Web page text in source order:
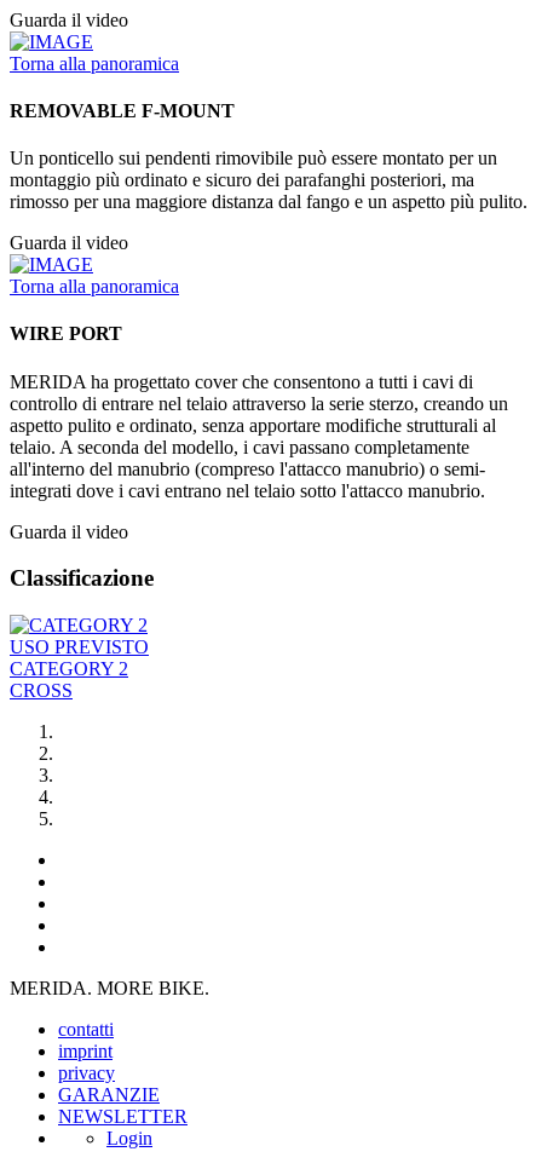
Guarda il video
Torna alla panoramica
REMOVABLE F-MOUNT
Un ponticello sui pendenti rimovibile può essere montato per un
montaggio più ordinato e sicuro dei parafanghi posteriori, ma
rimosso per una maggiore distanza dal fango e un aspetto più pulito.
Guarda il video
Torna alla panoramica
WIRE PORT
MERIDA ha progettato cover che consentono a tutti i cavi di
controllo di entrare nel telaio attraverso la serie sterzo, creando un
aspetto pulito e ordinato, senza apportare modifiche strutturali al
telaio. A seconda del modello, i cavi passano completamente
all'interno del manubrio (compreso l'attacco manubrio) o semi-
integrati dove i cavi entrano nel telaio sotto l'attacco manubrio.
Guarda il video
Classificazione
USO PREVISTO
CATEGORY 2
CROSS
MERIDA. MORE BIKE.
contatti
imprint
privacy
GARANZIE
NEWSLETTER
Login